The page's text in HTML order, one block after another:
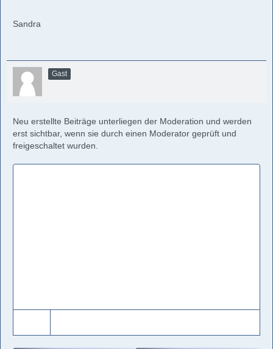
Sandra
Gast
Neu erstellte Beiträge unterliegen der Moderation und werden
erst sichtbar, wenn sie durch einen Moderator geprüft und
freigeschaltet wurden.